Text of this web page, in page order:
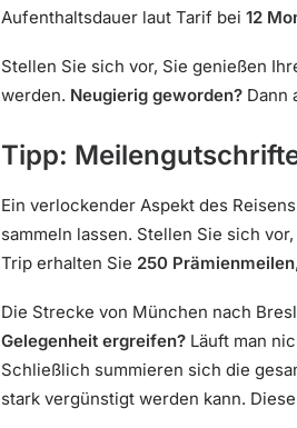
Aufenthaltsdauer laut Tarif bei 12
Stellen Sie sich vor, Sie genießen
werden. Neugierig geworden? Dann
Tipp:
Ein verlockender Aspekt des
sammeln lassen. Stellen Sie sich
Trip erhalten Sie 250 Prämienmeilen
Die Strecke von München nach
Gelegenheit ergreifen? Läuft man
Schließlich summieren sich die
stark vergünstigt werden kann.